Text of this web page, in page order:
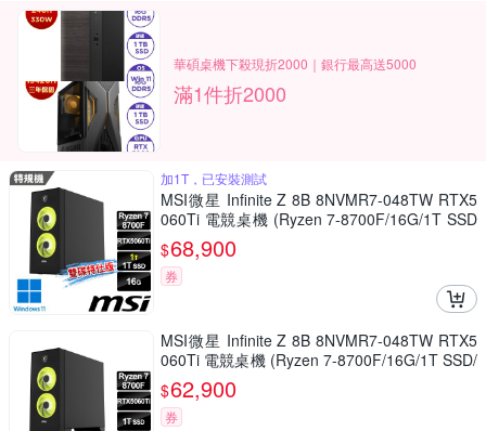
華碩桌機下殺現折2000｜銀行最高送5000
滿1件折2000
加1T，已安裝測試
MSI微星 Infinite Z 8B 8NVMR7-048TW RTX5
060Ti 電競桌機 (Ryzen 7-8700F/16G/1T SSD
+1T/RTX5060Ti-8G/W11-雙碟特仕版)
$68,900
券
MSI微星 Infinite Z 8B 8NVMR7-048TW RTX5
060Ti 電競桌機 (Ryzen 7-8700F/16G/1T SSD/
RTX5060Ti-8G/Win11)
$62,900
券